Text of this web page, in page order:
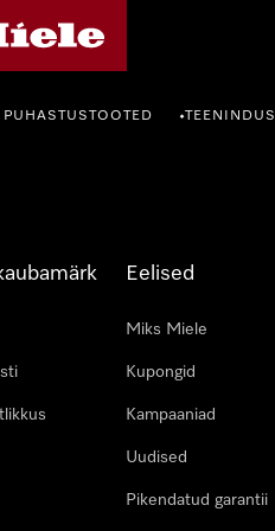
PUHASTUSTOOTED •TEENINDUS
Eelised
Miks Miele
Kupongid
Kampaaniad
Uudised
Pikendatud garantii